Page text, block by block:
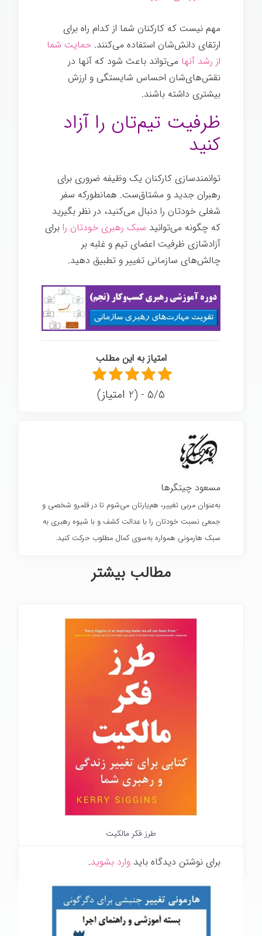
مهم نیست که کارکنان شما از کدام راه برای
ارتقای دانش‌شان استفاده می‌کنند. حمایت شما
از رشد آنها می‌تواند باعث شود که آنها در
نقش‌های‌شان احساس شایستگی و ارزش
بیشتری داشته باشند.
ظرفیت تیم‌تان را آزاد
کنيد
توانمندسازی کارکنان یک وظیفه ضروری برای
رهبران جدید و مشتاق‌ست. همانطورکه سفر
شغلی خودتان را دنبال می‌کنید، در نظر بگیرید
که چگونه می‌توانید سبک رهبری خودتان را برای
آزادشازی ظرفیت اعضای تیم و غلبه بر
چالش‌های سازمانی تغییر و تطبیق دهید.
امتیاز به این مطلب
5/5 - (2 امتیاز)
مسعود چیتگرها
به‌عنوان مربی تغییر، هم‌یارتان می‌شوم تا در قلمرو شخصی و
جمعی نسبت خودتان را با عدالت کشف و با شیوه رهبری به
سبک هارمونی همواره به‌سوی کمال مطلوب حرکت کنید.
مطالب بیشتر
طرز فکر مالکیت
برای نوشتن دیدگاه باید وارد بشوید.